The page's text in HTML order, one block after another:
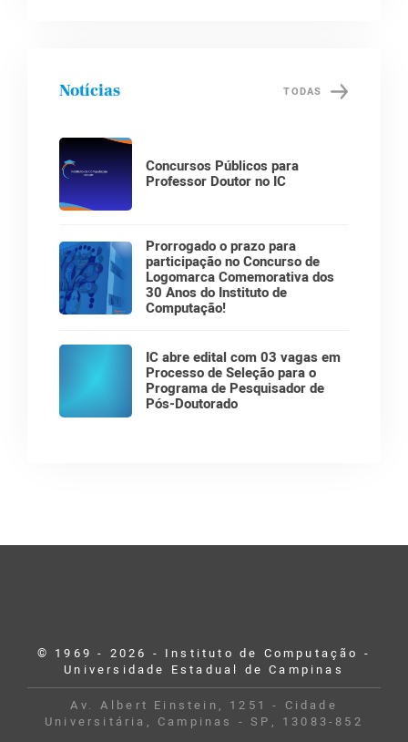
Notícias TODAS
Concursos Públicos para
Professor Doutor no IC
Prorrogado o prazo para
participação no Concurso de
Logomarca Comemorativa dos
30 Anos do Instituto de
Computação!
IC abre edital com 03 vagas em
Processo de Seleção para o
Programa de Pesquisador de
Pós-Doutorado
© 1969 - 2026 - Instituto de Computação -
Universidade Estadual de Campinas
Av. Albert Einstein, 1251 - Cidade
Universitária, Campinas - SP, 13083-852